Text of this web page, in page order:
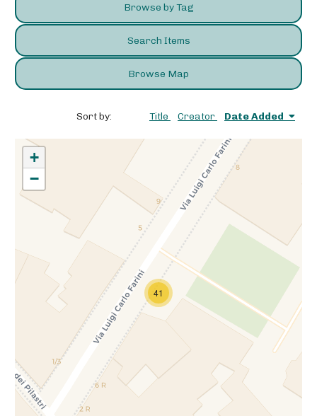
Browse by Tag
Search Items
Browse Map
Sort by: Title Creator Date Added
41
+
−